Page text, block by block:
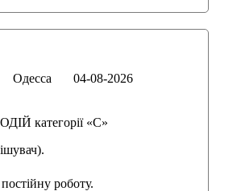
Одесса
04-08-2026
категорії «C»
роботу.